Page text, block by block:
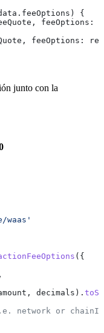
. feeOptions ) {
, feeOptions:
, feeOptions:
junto con la
waas'
({
,
, decimals ).
network or